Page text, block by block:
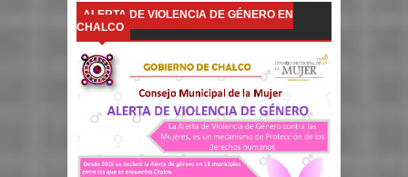
ALERTA DE VIOLENCIA DE GÉNERO EN
CHALCO